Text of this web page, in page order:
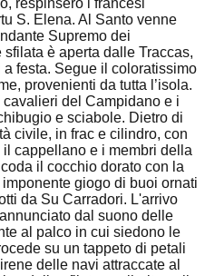
S. Elena. Al Santo venne
Supremo dei
è aperta dalle Traccas,
festa. Segue il coloratissimo
provenienti da tutta l’isola.
del Campidano e i
e sciabole. Dietro di
civile, in frac e cilindro, con
cappellano e i membri della
il cocchio dorato con la
giogo di buoi ornati
da Su Carradori. L'arrivo
dal suono delle
al palco in cui siedono le
su un tappeto di petali
delle navi attraccate al